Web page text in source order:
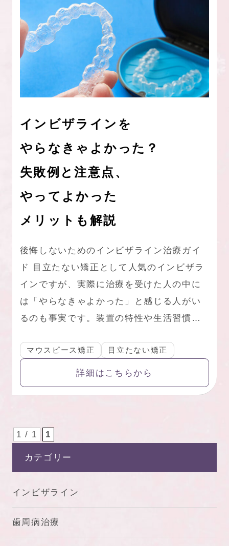
インビザラインを
やらなきゃよかった？
失敗例と注意点、
やってよかった
メリットも解説
後悔しないためのインビザライン治療ガイ
ド 目立たない矯正として人気のインビザラ
インですが、実際に治療を受けた人の中に
は「やらなきゃよかった」と感じる人がい
るのも事実です。装置の特性や生活習慣…
マウスピース矯正 目立たない矯正
詳細はこちらから
1 / 1 1
カテゴリー
インビザライン
歯周病治療